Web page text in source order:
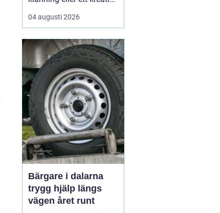
projekt. I en stad som
Göteborg, med starka
hantverk och design,
spelar tygaffärerna en
viktig roll. De samlar
kuns...
04 augusti 2026
Bärgare i dalarna
trygg hjälp längs
vägen året runt